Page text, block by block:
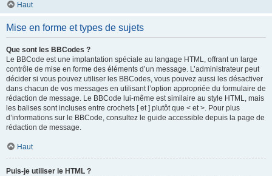
Haut
Mise en forme et types de sujets
Que sont les BBCodes ?
Le BBCode est une implantation spéciale au langage HTML, offrant un large
contrôle de mise en forme des éléments d’un message. L’administrateur peut
décider si vous pouvez utiliser les BBCodes, vous pouvez aussi les désactiver
dans chacun de vos messages en utilisant l’option appropriée du formulaire de
rédaction de message. Le BBCode lui-même est similaire au style HTML, mais
les balises sont incluses entre crochets [ et ] plutôt que < et >. Pour plus
d’informations sur le BBCode, consultez le guide accessible depuis la page de
rédaction de message.
Haut
Puis-je utiliser le HTML ?